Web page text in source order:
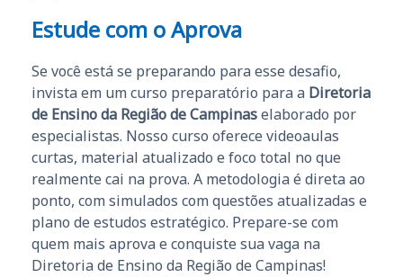
Estude com o Aprova
Se você está se preparando para esse desafio,
invista em um curso preparatório para a Diretoria
de Ensino da Região de Campinaselaborado por
especialistas. Nosso curso oferece videoaulas
curtas, material atualizado e foco total no que
realmente cai na prova. A metodologia é direta ao
ponto, com simulados com questões atualizadas e
plano de estudos estratégico. Prepare-se com
quem mais aprova e conquiste sua vaga na
Diretoria de Ensino da Região de Campinas!